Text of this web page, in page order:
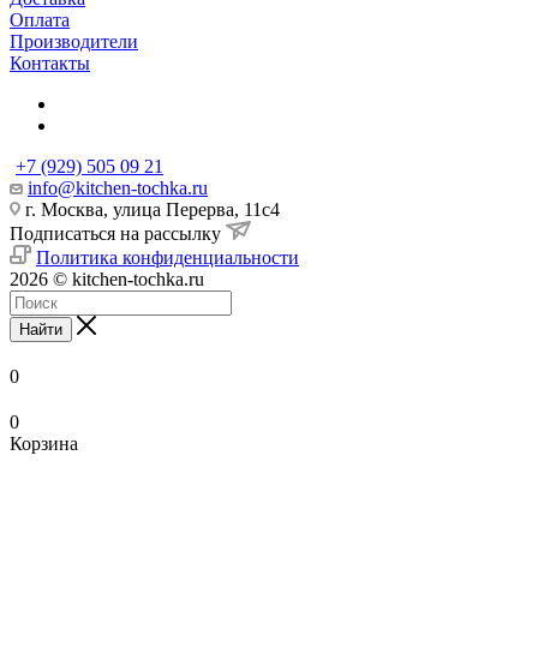
Оплата
Производители
Контакты
+7 (929) 505 09 21
info@kitchen-tochka.ru
г. Москва, улица Перерва, 11с4
Подписаться на рассылку
Политика конфиденциальности
2026 © kitchen-tochka.ru
Найти
0
0
Корзина